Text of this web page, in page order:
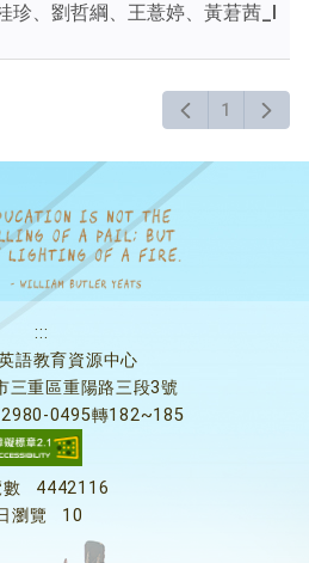
珍、劉哲綱、王薏婷、黃莙茜_I
1
:::
語教育資源中心
三重區重陽路三段3號
0495轉182~185
4442116
瀏覽
10